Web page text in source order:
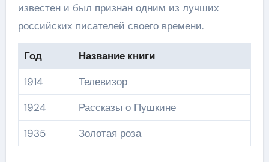
известен и был признан одним из лучших
российских писателей своего времени.
Год
Название книги
1914
Телевизор
1924
Рассказы о Пушкине
1935
Золотая роза